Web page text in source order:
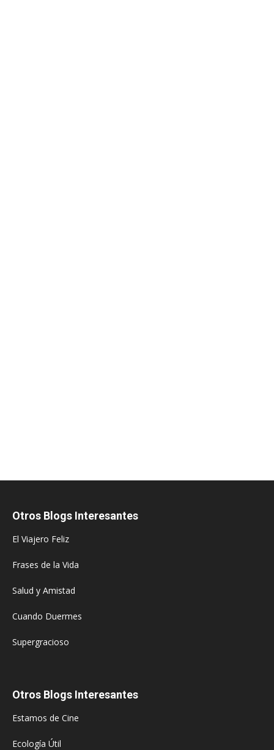
Otros Blogs Interesantes
El Viajero Feliz
Frases de la Vida
Salud y Amistad
Cuando Duermes
Supergracioso
Otros Blogs Interesantes
Estamos de Cine
Ecología Útil